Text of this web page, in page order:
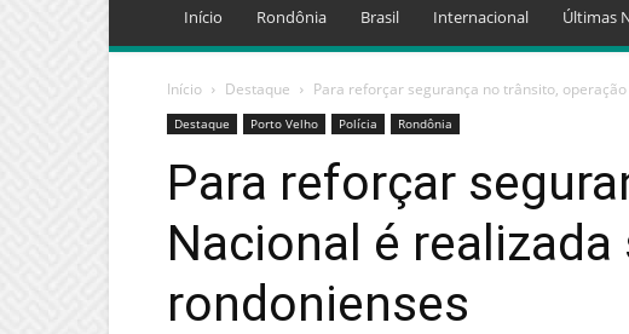
Início Rondônia Brasil Internacional Últimas
Início Destaque Para reforçar segurança no trânsito,
Destaque Porto Velho Polícia Rondônia
Para reforçar
Nacional é
rondonienses